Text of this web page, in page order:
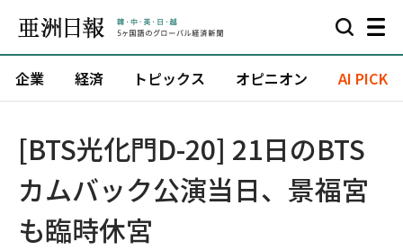
企業 経済 トピックス オピニオン AI PICK
[BTS光化門D-20] 21日のBTS
カムバック公演当日、景福宮
も臨時休宮